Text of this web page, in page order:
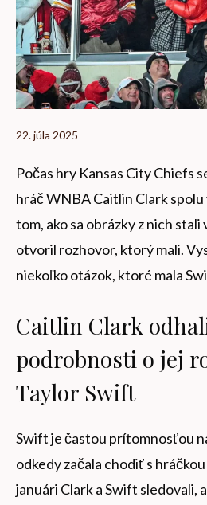
22. júla 2025
Počas hry Kansas City Chiefs
hráč WNBA Caitlin Clark
tom, ako sa obrázky z nich
otvoril rozhovor, ktorý mali.
niekoľko otázok, ktoré mala
Caitlin Clark
podrobnosti o jej
Taylor Swift
Swift je častou prítomnosťou
odkedy začala chodiť s
januári Clark a Swift sledovali,